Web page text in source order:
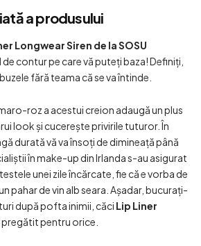
a produsului
Longwear Siren de la SOSU
de contur pe care vă puteți baza! Definiți,
fără teama că se va întinde.
roz a acestui creion adaugă un plus
look și cucerește privirile tuturor. În
durată vă va însoți de dimineață până
în make-up din Irlanda s-au asigurat
unei zile încărcate, fie că e vorba de
pahar de vin alb seara. Așadar, bucurați-
după pofta inimii, căci Lip Liner
pentru orice.